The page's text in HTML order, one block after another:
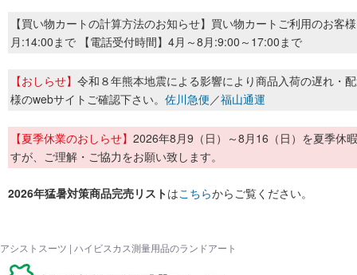
【買い物カートの計算方法のお知らせ】買い物カートご利用のお客
月:14:00まで 【電話受付時間】4月～8月:9:00～17:00まで
【おしらせ】 令和８年熊本地震による影響により商品入荷の遅れ・
様のwebサイトご確認下さい。 佐川急便／福山通運
【夏季休業のおしらせ】 2026年8月9（日）～8月16（日）を夏季休
すが、ご理解・ご協力をお願い致します。
2026年猛暑対策商品完売リストはこちらからご覧ください。
アシストスーツ | ハイビスカス測量用品のランドアート